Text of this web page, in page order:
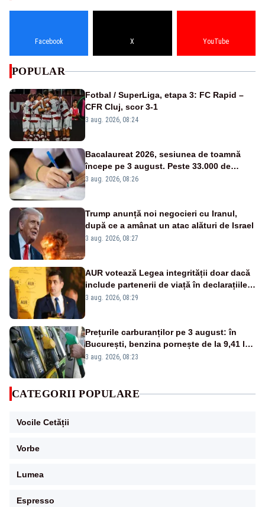
Facebook X YouTube
POPULAR
Fotbal / SuperLiga, etapa 3: FC Rapid –
CFR Cluj, scor 3-1
3 aug. 2026, 08:24
Bacalaureat 2026, sesiunea de toamnă
începe pe 3 august. Peste 33.000 de
absolvenți sunt înscriși
3 aug. 2026, 08:26
Trump anunță noi negocieri cu Iranul,
după ce a amânat un atac alături de Israel
3 aug. 2026, 08:27
AUR votează Legea integrității doar dacă
include partenerii de viață în declarațiile
de avere și interese
3 aug. 2026, 08:29
Prețurile carburanților pe 3 august: în
București, benzina pornește de la 9,41 lei,
iar motorina de la 10,57 lei pe litru
3 aug. 2026, 08:23
CATEGORII POPULARE
Vocile Cetății
Vorbe
Lumea
Espresso